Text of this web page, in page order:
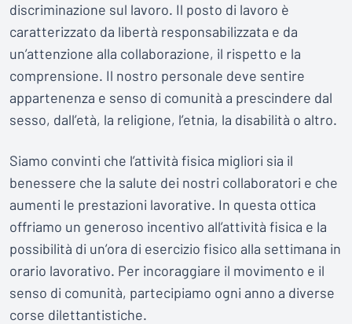
discriminazione sul lavoro. Il posto di lavoro è
caratterizzato da libertà responsabilizzata e da
un’attenzione alla collaborazione, il rispetto e la
comprensione. Il nostro personale deve sentire
appartenenza e senso di comunità a prescindere dal
sesso, dall’età, la religione, l’etnia, la disabilità o altro.
Siamo convinti che l’attività fisica migliori sia il
benessere che la salute dei nostri collaboratori e che
aumenti le prestazioni lavorative. In questa ottica
offriamo un generoso incentivo all’attività fisica e la
possibilità di un’ora di esercizio fisico alla settimana in
orario lavorativo. Per incoraggiare il movimento e il
senso di comunità, partecipiamo ogni anno a diverse
corse dilettantistiche.